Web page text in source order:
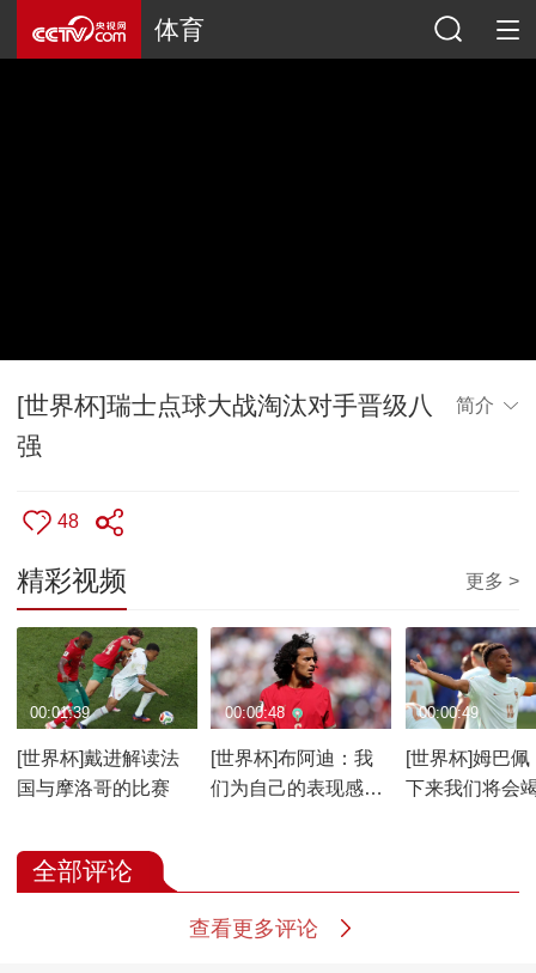
体育
[世界杯]瑞士点球大战淘汰对手晋级八
强
简介
48
精彩视频 更多 >
[世界杯]戴进解读法
国与摩洛哥的比赛
00:01:39
[世界杯]布阿迪：我
们为自己的表现感到
00:00:48
[世界杯]姆巴佩
下来我们将会
00:00:49
全部评论
查看更多评论